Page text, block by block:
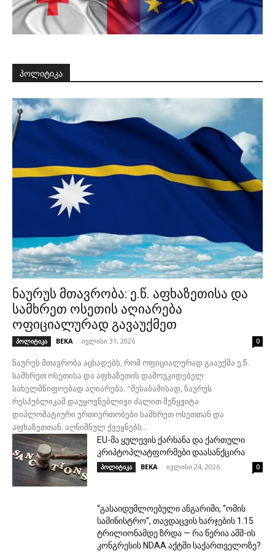
პოლიტიკა
ნაურუს მთავრობა: ე.წ. აფხაზეთისა და
სამხრეთ ოსეთის აღიარება
ოფიციალურად გავაუქმეთ
პოლიტიკა BEKA - ივლისი 31, 2026 0
ნაურუს მთავრობა აცხადებს, რომ ოფიციალურად გააუქმა ე.წ.
სამხრეთ ოსეთისა და აფხაზეთის დამოუკიდებელ
სახელმწიფოებად აღიარება. "შესაბამისად, ნაურუს
რესპუბლიკამ დაუყოვნებლივი ძალით შეწყვიტა
დიპლომატიური ურთიერთობები სამხრეთ ოსეთთან და
აფხაზეთთან. აღნიშნულ ქვეყნებს...
EU-მა ყულევის ქარხანა და ქართული
კრიპტოპლატფორმები დაასანქცირა
პოლიტიკა BEKA - ივლისი 24, 2026 0
“გასაიდუმლოებული ანგარიში, “ომის
სამინისტრო”, თავდაცვის ხარჯების 1.15
ტრილიონამდე ზრდა — რა წერია აშშ-ის
კონგრესის NDAA აქტში საქართველოზე?